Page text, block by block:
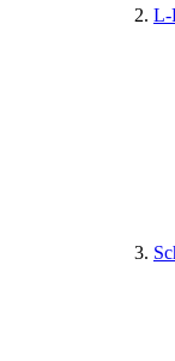
L-